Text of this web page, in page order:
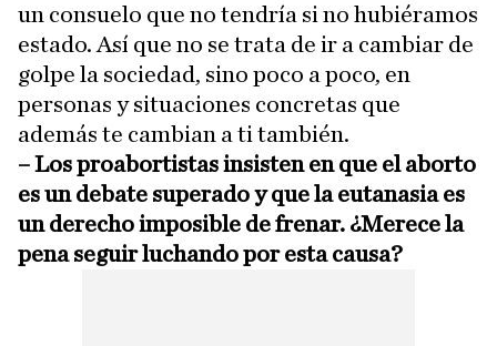
un consuelo que no tendría si no hubiéramos
estado. Así que no se trata de ir a cambiar de
golpe la sociedad, sino poco a poco, en
personas y situaciones concretas que
además te cambian a ti también.
– Los proabortistas insisten en que el aborto
es un debate superado y que la eutanasia es
un derecho imposible de frenar. ¿Merece la
pena seguir luchando por esta causa?